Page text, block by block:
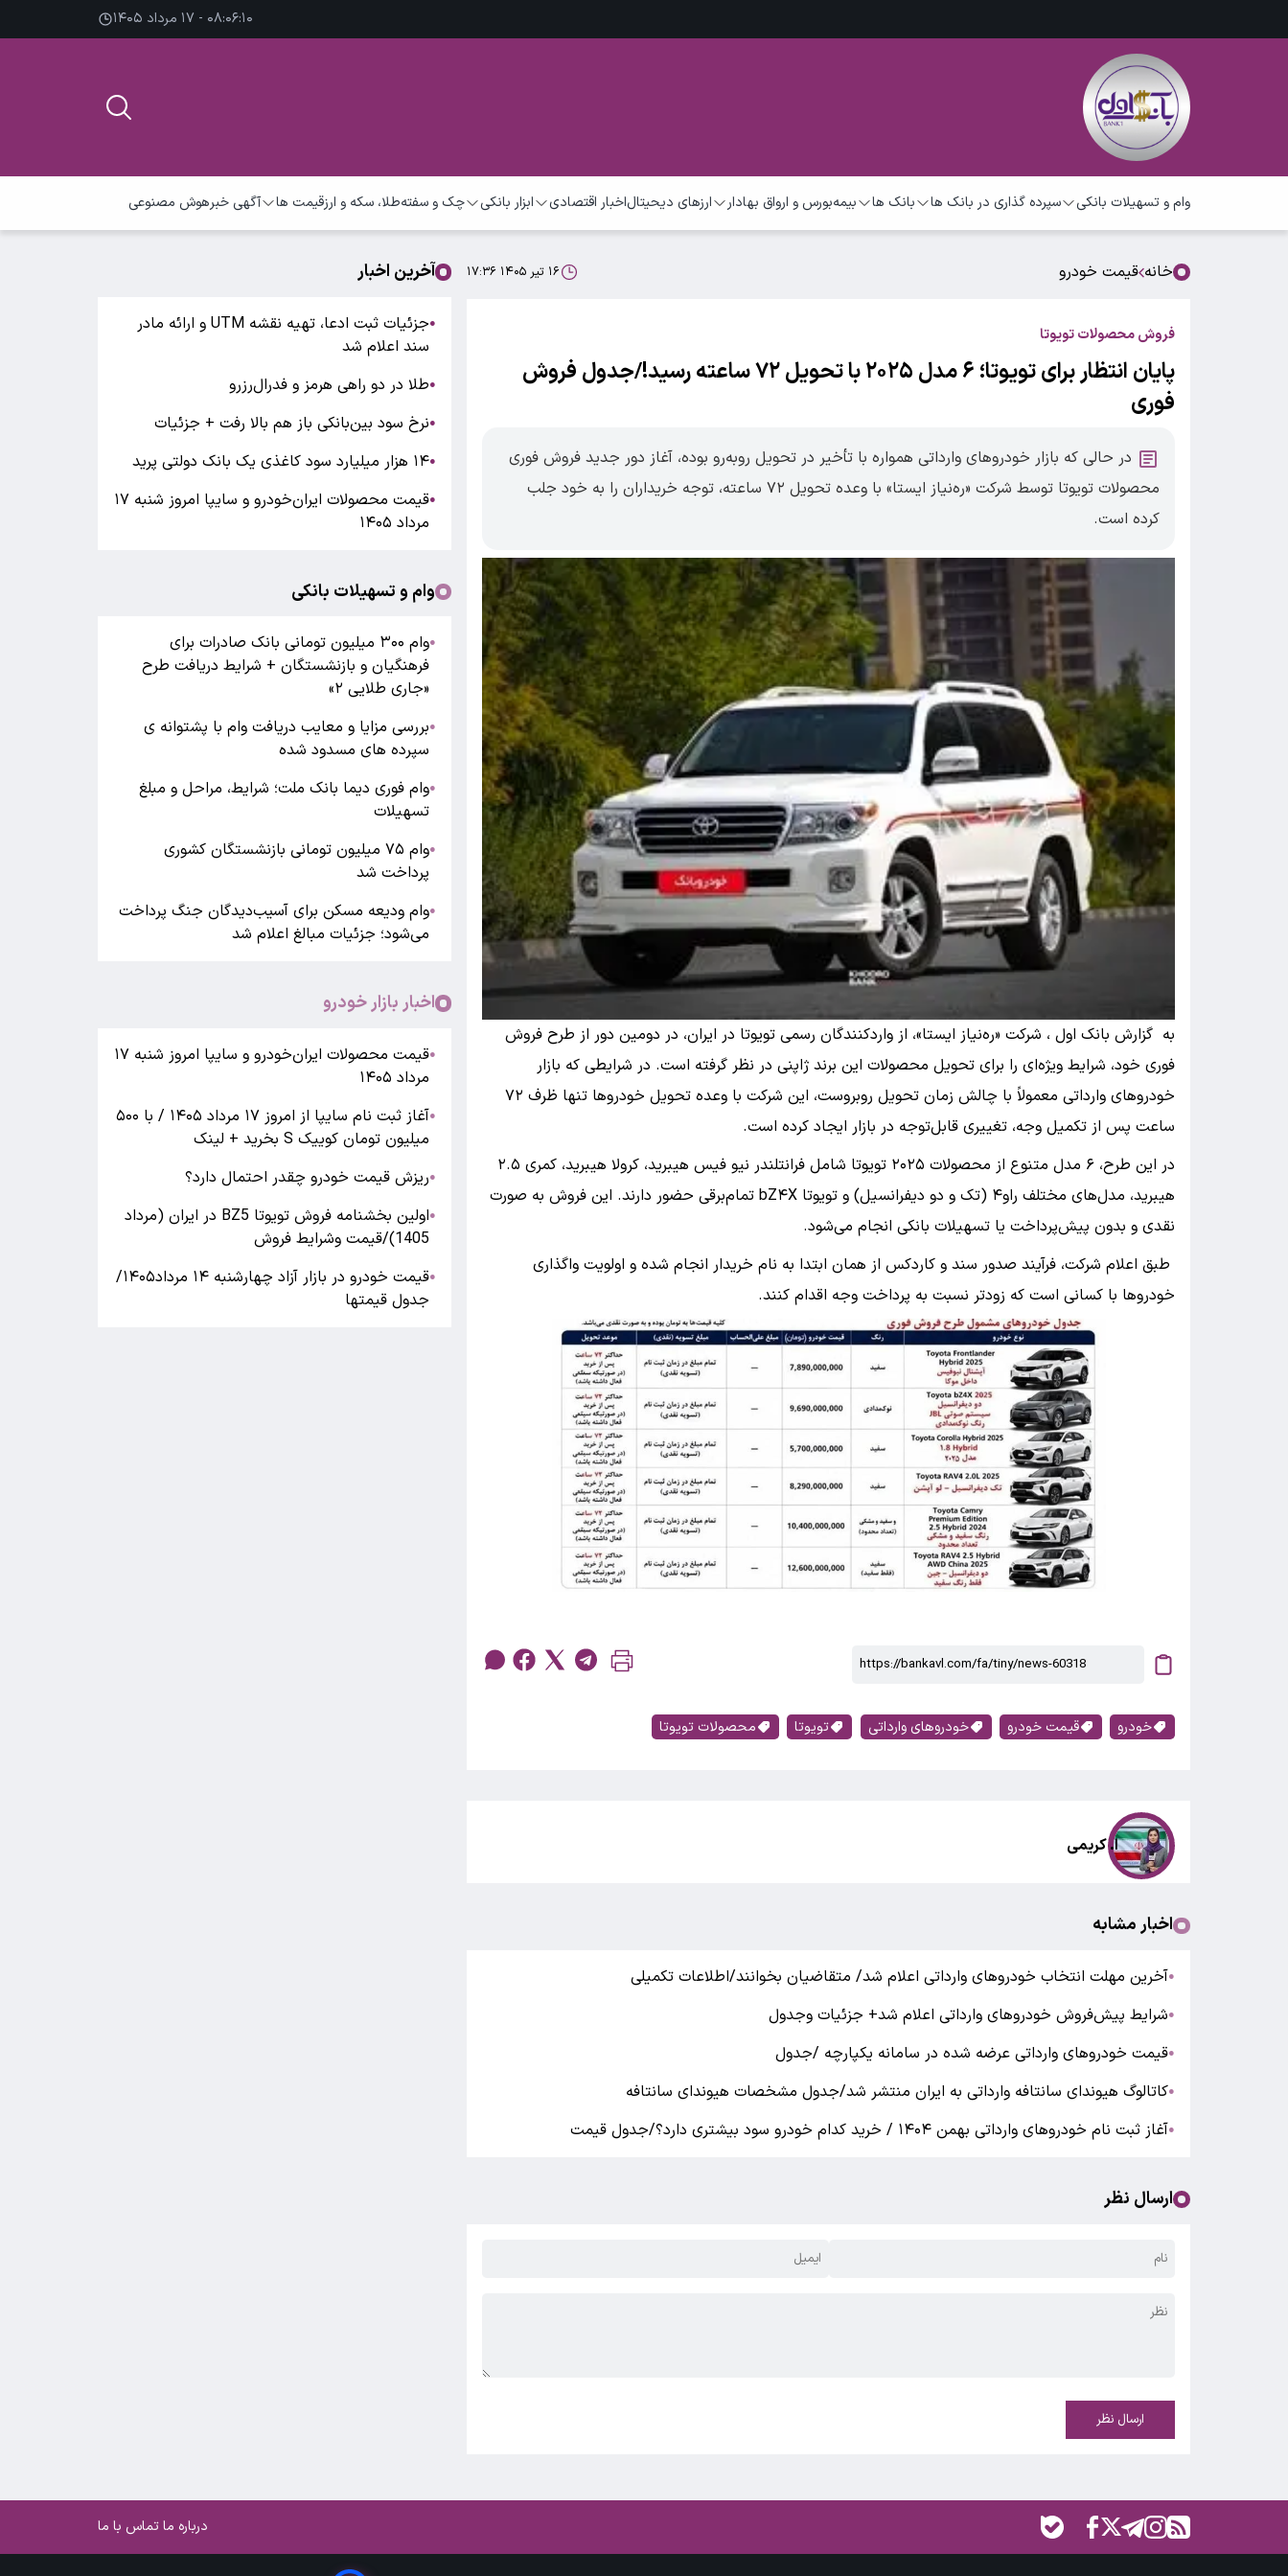
۰۸:۰۶:۱۰ - ۱۷ مرداد ۱۴۰۵
وام و تسهیلات بانکی سپرده گذاری در بانک ها بانک ها بیمهبورس و ارواق بهادار ارزهای دیحیتالاخبار اقتصادی ابزار بانکی چک و سفتهطلا، سکه و ارزقیمت ها آگهی خبرهوش مصنوعی
خانه قیمت خودرو ۱۶ تیر ۱۴۰۵ ۱۷:۳۶
فروش محصولات تویوتا
پایان انتظار برای تویوتا؛ ۶ مدل ۲۰۲۵ با تحویل ۷۲ ساعته رسید!/جدول فروش
فوری
در حالی که بازار خودرو‌های وارداتی همواره با تأخیر در تحویل روبه‌رو بوده، آغاز دور جدید فروش فوری
محصولات تویوتا توسط شرکت «ره‌نیاز ایستا» با وعده تحویل ۷۲ ساعته، توجه خریداران را به خود جلب
کرده است.
به گزارش بانک اول ، شرکت «ره‌نیاز ایستا»، از واردکنندگان رسمی تویوتا در ایران، در دومین دور از طرح فروش
فوری خود، شرایط ویژه‌ای را برای تحویل محصولات این برند ژاپنی در نظر گرفته است. در شرایطی که بازار
خودرو‌های وارداتی معمولاً با چالش زمان تحویل روبروست، این شرکت با وعده تحویل خودرو‌ها تنها ظرف ۷۲
ساعت پس از تکمیل وجه، تغییری قابل‌توجه در بازار ایجاد کرده است.
در این طرح، ۶ مدل متنوع از محصولات ۲۰۲۵ تویوتا شامل فرانتلندر نیو فیس هیبرید، کرولا هیبرید، کمری ۲.۵
هیبرید، مدل‌های مختلف راو۴ (تک و دو دیفرانسیل) و تویوتا bZ۴X تمام‌برقی حضور دارند. این فروش به صورت
نقدی و بدون پیش‌پرداخت یا تسهیلات بانکی انجام می‌شود.
طبق اعلام شرکت، فرآیند صدور سند و کاردکس از همان ابتدا به نام خریدار انجام شده و اولویت واگذاری
خودرو‌ها با کسانی است که زودتر نسبت به پرداخت وجه اقدام کنند.
خودرو قیمت خودرو خودروهای وارداتی تویوتا محصولات تویوتا
ا. کریمی
اخبار مشابه
●آخرین مهلت انتخاب خودرو‌های وارداتی اعلام شد/ متقاضیان بخوانند/اطلاعات تکمیلی
●شرایط پیش‌فروش خودروهای وارداتی اعلام شد+ جزئیات وجدول
●قیمت خودروهای وارداتی عرضه شده در سامانه یکپارچه /جدول
●کاتالوگ هیوندای سانتافه وارداتی به ایران منتشر شد/جدول مشخصات هیوندای سانتافه
●آغاز ثبت نام خودروهای وارداتی بهمن ۱۴۰۴ / خرید کدام خودرو سود بیشتری دارد؟/جدول قیمت
ارسال نظر
ارسال نظر
آخرین اخبار
●
جزئیات ثبت ادعا، تهیه نقشه UTM و ارائه مادر
سند اعلام شد
●طلا در دو راهی هرمز و فدرال‌رزرو
●نرخ سود بین‌بانکی باز هم بالا رفت + جزئیات
●۱۴ هزار میلیارد سود کاغذی یک بانک دولتی پرید
●
قیمت محصولات ایران‌خودرو و سایپا امروز شنبه ۱۷
مرداد ۱۴۰۵
وام و تسهیلات بانکی
●
وام ۳۰۰ میلیون تومانی بانک صادرات برای
فرهنگیان و بازنشستگان + شرایط دریافت طرح
«جاری طلایی ۲»
●بررسی مزایا و معایب دریافت وام با پشتوانه ی
سپرده های مسدود شده
●وام فوری دیما بانک ملت؛ شرایط، مراحل و مبلغ
تسهیلات
●
وام ۷۵ میلیون تومانی بازنشستگان کشوری
پرداخت شد
●وام ودیعه مسکن برای آسیب‌دیدگان جنگ پرداخت
می‌شود؛ جزئیات مبالغ اعلام شد
اخبار بازار خودرو
●
قیمت محصولات ایران‌خودرو و سایپا امروز شنبه ۱۷
مرداد ۱۴۰۵
●
آغاز ثبت نام سایپا از امروز ۱۷ مرداد ۱۴۰۵ / با ۵۰۰
میلیون تومان کوییک S بخرید + لینک
●ریزش قیمت خودرو چقدر احتمال دارد؟
●
اولین بخشنامه فروش تویوتا BZ5 در ایران (مرداد
1405)/قیمت وشرایط فروش
●
قیمت خودرو در بازار آزاد چهارشنبه ۱۴ مرداد۱۴۰۵/
جدول قیمتها
درباره ماتماس با ما